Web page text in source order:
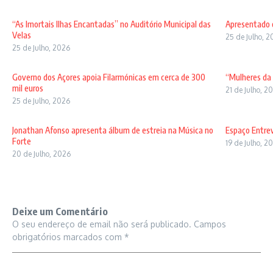
“As Imortais Ilhas Encantadas” no Auditório Municipal das
Velas
25 de Julho, 2026
Apresentado
25 de Julho,
Governo dos Açores apoia Filarmónicas em cerca de 300
mil euros
25 de Julho, 2026
“Mulheres
21 de Julho,
Jonathan Afonso apresenta álbum de estreia na Música no
Forte
20 de Julho, 2026
Espaço
19 de Julho,
Deixe um Comentário
O seu endereço de email não será publicado. Campos
obrigatórios marcados com *